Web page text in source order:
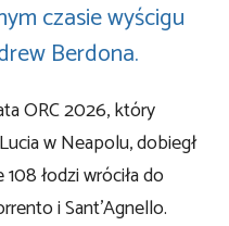
czasie wyścigu
Berdona.
ORC 2026, który
w Neapolu, dobiegł
łodzi wróciła do
i Sant’Agnello.